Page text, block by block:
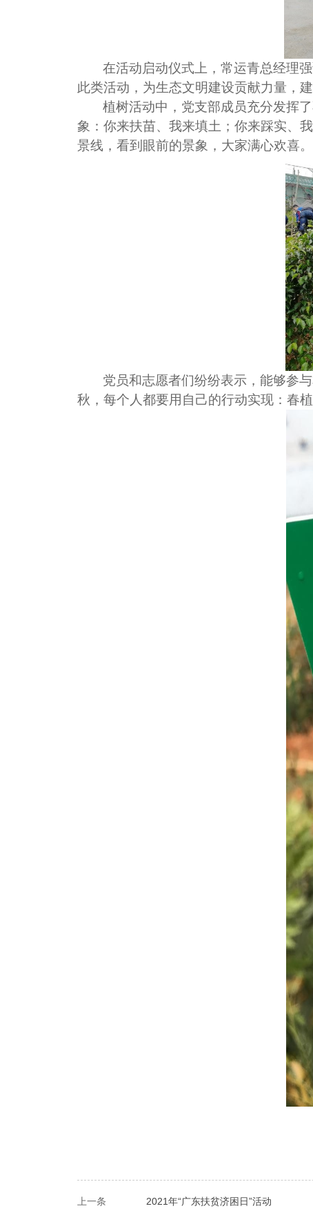
在活动启动仪式上，常运青总经理
此类活动，为生态文明建设贡献力量，
植树活动中，党支部成员充分发挥
象：你来扶苗、我来填土；你来踩实、
景线，看到眼前的景象，大家满心欢喜。
党员和志愿者们纷纷表示，能够参
秋，每个人都要用自己的行动实现：春
上一条 2021年“广东扶贫济困日”活动